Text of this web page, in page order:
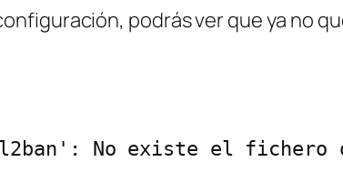
podrás ver que ya no
No existe el